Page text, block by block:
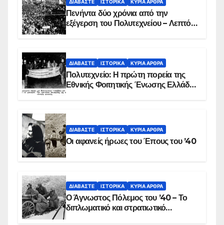
ΔΙΑΒΆΣΤΕ ΙΣΤΟΡΙΚΆ ΚΥΡΙΑ ΑΡΘΡΑ
Πενήντα δύο χρόνια από την
εξέγερση του Πολυτεχνείου – Λεπτό
ΔΙΑΒΆΣΤΕ ΙΣΤΟΡΙΚΆ ΚΥΡΙΑ ΑΡΘΡΑ
Πολυτεχνείο: Η πρώτη πορεία της
Εθνικής Φοιτητικής Ένωσης Ελλάδος
ΔΙΑΒΆΣΤΕ ΙΣΤΟΡΙΚΆ ΚΥΡΙΑ ΑΡΘΡΑ
Οι αφανείς ήρωες του Έπους του ’40
ΔΙΑΒΆΣΤΕ ΙΣΤΟΡΙΚΆ ΚΥΡΙΑ ΑΡΘΡΑ
Ο Άγνωστος Πόλεμος του ’40 – Το
διπλωματικό και στρατιωτικό